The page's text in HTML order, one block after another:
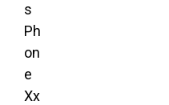
s
Ph
on
e
Xx